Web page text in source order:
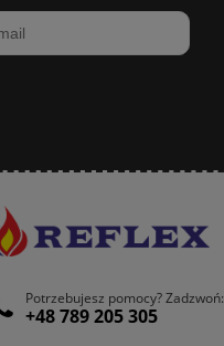
Potrzebujesz pomocy? Zadzwoń:
+48 789 205 305